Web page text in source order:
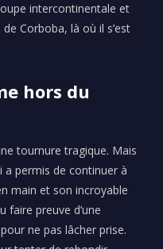
intercontinentale et
de Corboba, là où il s’est
hors du
tournure tragique. Mais
permis de continuer à
main et son incroyable
faire preuve d’une
ne pas lâcher prise.